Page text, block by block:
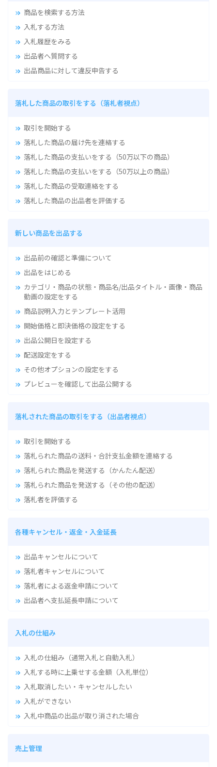
商品を検索する方法
入札する方法
入札履歴をみる
出品者へ質問する
出品商品に対して違反申告する
落札した商品の取引をする（落札者視点）
取引を開始する
落札した商品の届け先を連絡する
落札した商品の支払いをする（50万以下の商品）
落札した商品の支払いをする（50万以上の商品）
落札した商品の受取連絡をする
落札した商品の出品者を評価する
新しい商品を出品する
出品前の確認と準備について
出品をはじめる
カテゴリ・商品の状態・商品名/出品タイトル・画像・商品
動画の設定をする
商品説明入力とテンプレート活用
開始価格と即決価格の設定をする
出品公開日を設定する
配送設定をする
その他オプションの設定をする
プレビューを確認して出品公開する
落札された商品の取引をする（出品者視点）
取引を開始する
落札られた商品の送料・合計支払金額を連絡する
落札られた商品を発送する（かんたん配送）
落札られた商品を発送する（その他の配送）
落札者を評価する
各種キャンセル・返金・入金延長
出品キャンセルについて
落札者キャンセルについて
落札者による返金申請について
出品者へ支払延長申請について
入札の仕組み
入札の仕組み（通常入札と自動入札）
入札する時に上乗せする金額（入札単位）
入札取消したい・キャンセルしたい
入札ができない
入札中商品の出品が取り消された場合
売上管理